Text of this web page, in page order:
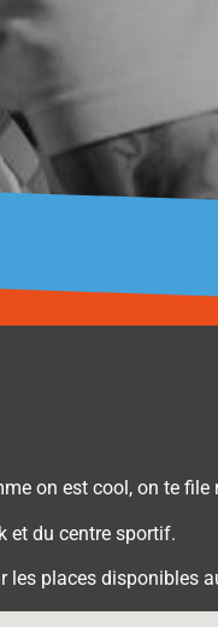
on est cool, on te
et du centre sportif.
les places disponibles